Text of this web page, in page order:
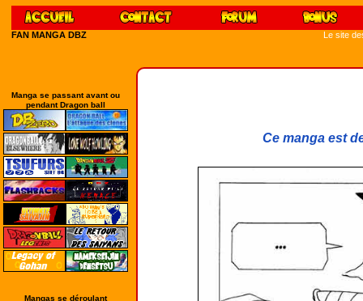
FAN MANGA DBZ Le site
Manga se passant avant ou
pendant Dragon ball
Mangas se déroulant
Ce manga est